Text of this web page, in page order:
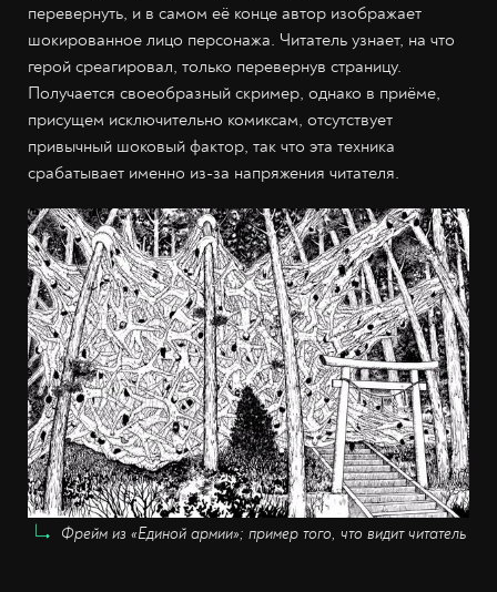
перевернуть, и в самом её конце автор изображает
шокированное лицо персонажа. Читатель узнает, на что
герой среагировал, только перевернув страницу.
Получается своеобразный скример, однако в приёме,
присущем исключительно комиксам, отсутствует
привычный шоковый фактор, так что эта техника
срабатывает именно из-за напряжения читателя.
Фрейм из «Единой армии»; пример того, что видит читатель